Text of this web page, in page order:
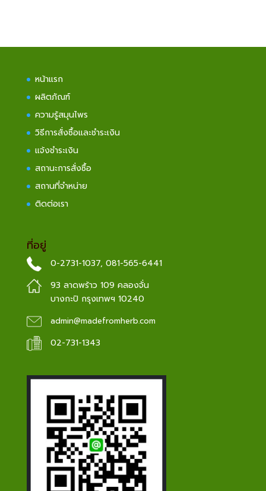
หน้าแรก
ผลิตภัณฑ์
ความรู้สมุนไพร
วิธีการสั่งซื้อและชำระเงิน
แจ้งชำระเงิน
สถานะการสั่งซื้อ
สถานที่จำหน่าย
ติดต่อเรา
ที่อยู่
0-2731-1037, 081-565-6441
93 ลาดพร้าว 109 คลองจั่น
บางกะปิ กรุงเทพฯ 10240
admin@madefromherb.com
02-731-1343